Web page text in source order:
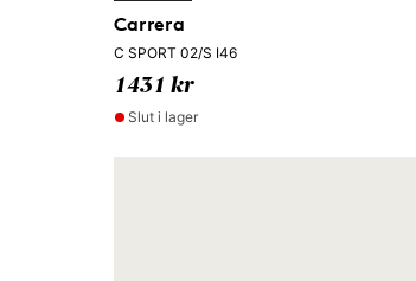
Carrera
C SPORT 02/S I46
1431 kr
Slut i lager